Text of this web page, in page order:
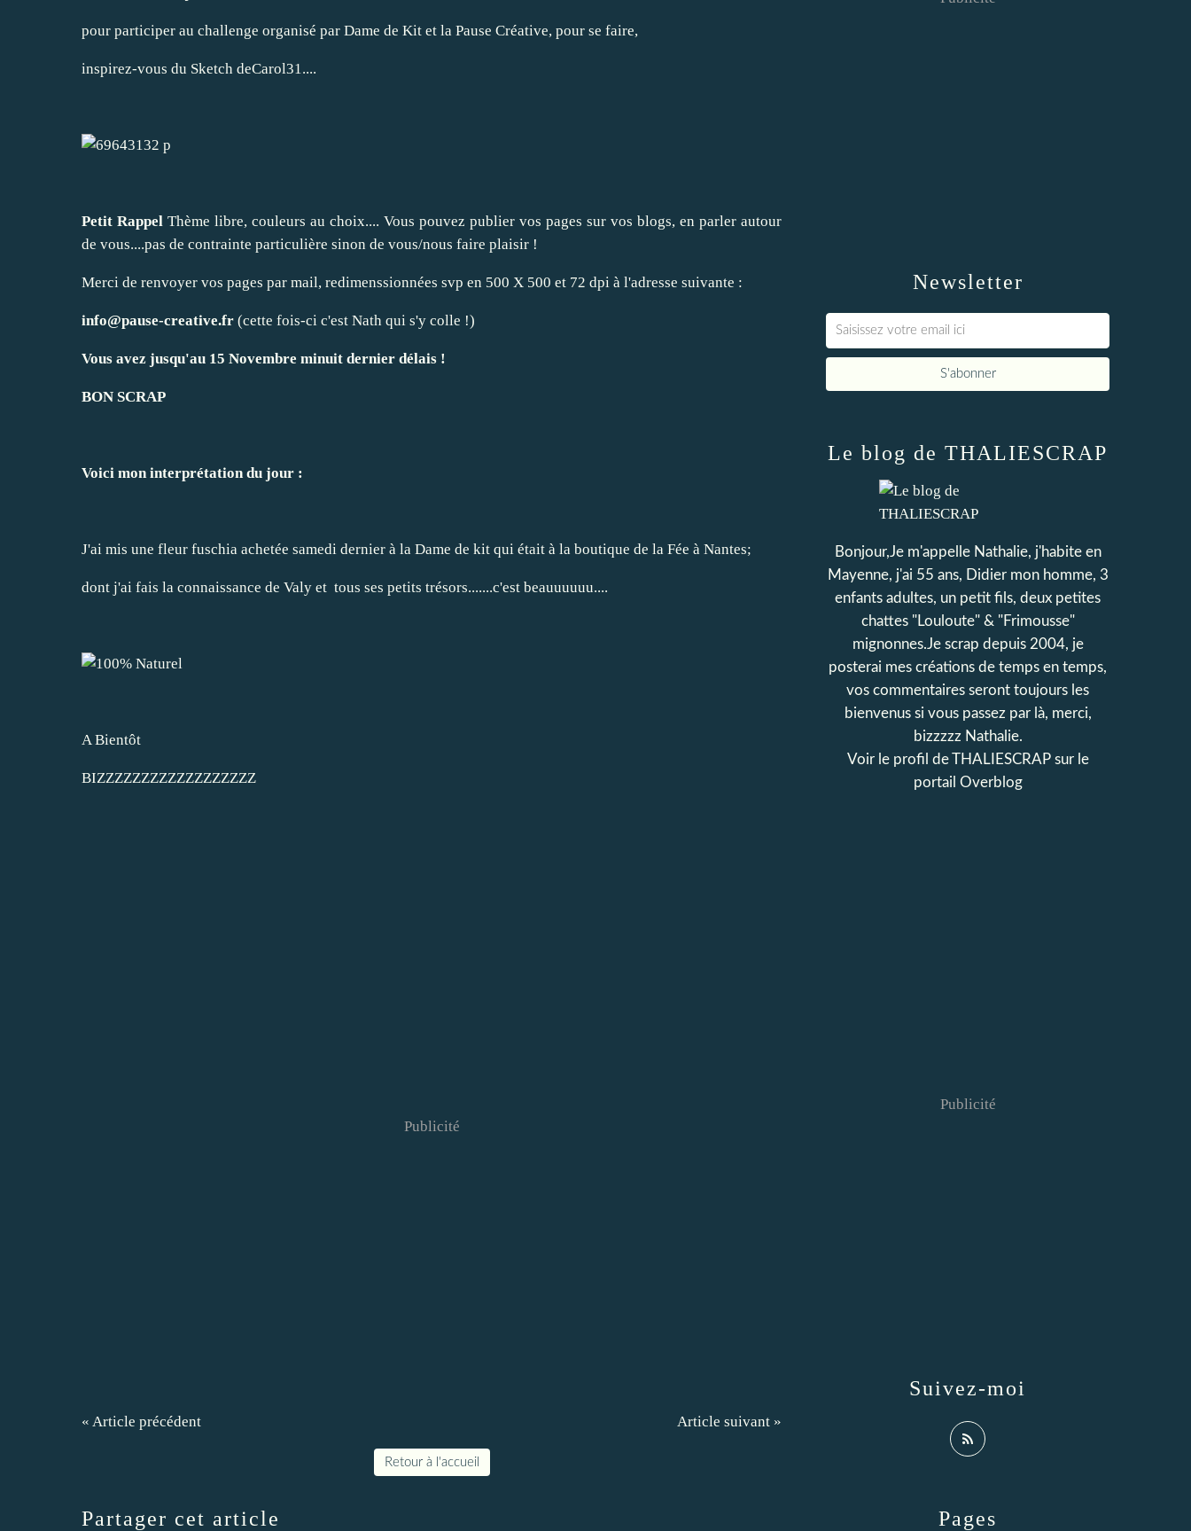
pour participer au challenge organisé par Dame de Kit et la Pause Créative, pour se faire,
inspirez-vous du Sketch deCarol31 ....
Petit Rappel Thème libre, couleurs au choix.... Vous pouvez publier vos pages sur vos blogs, en parler autour
de vous....pas de contrainte particulière sinon de vous/nous faire plaisir !
Merci de renvoyer vos pages par mail, redimenssionnées svp en 500 X 500 et 72 dpi à l'adresse suivante :
info@pause-creative.fr (cette fois-ci c'est Nath qui s'y colle !)
Vous avez jusqu'au 15 Novembre minuit dernier délais !
BON SCRAP
Voici mon interprétation du jour :
J'ai mis une fleur fuschia achetée samedi dernier à la Dame de kit qui était à la boutique de la Fée à Nantes;
dont j'ai fais la connaissance de Valy et tous ses petits trésors.......c'est beauuuuuu....
A Bientôt
BIZZZZZZZZZZZZZZZZZZ
Publicité
« Article précédent Article suivant »
Retour à l'accueil
Partager cet article
Newsletter
Pages
Le blog de THALIESCRAP
Bonjour,Je m'appelle Nathalie, j'habite en
Mayenne, j'ai 55 ans, Didier mon homme, 3
enfants adultes, un petit fils, deux petites
chattes "Louloute" & "Frimousse"
mignonnes.Je scrap depuis 2004, je
posterai mes créations de temps en temps,
vos commentaires seront toujours les
bienvenus si vous passez par là, merci,
bizzzzz Nathalie.
Voir le profil deTHALIESCRAPsur le
portail Overblog
Suivez-moi
Publicité